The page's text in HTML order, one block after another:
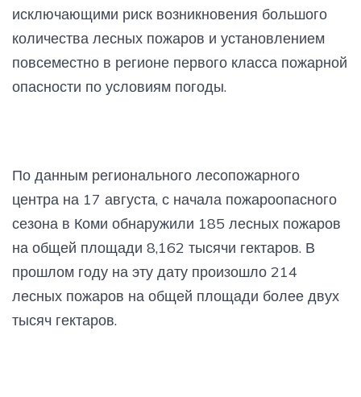
исключающими риск возникновения большого
количества лесных пожаров и установлением
повсеместно в регионе первого класса пожарной
опасности по условиям погоды.
По данным регионального лесопожарного
центра на 17 августа, с начала пожароопасного
сезона в Коми обнаружили 185 лесных пожаров
на общей площади 8,162 тысячи гектаров. В
прошлом году на эту дату произошло 214
лесных пожаров на общей площади более двух
тысяч гектаров.